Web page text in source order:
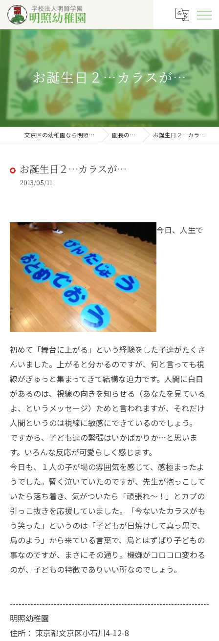
お誕生日２…カラスが…
文京区の幼稚園なら明照幼稚園 園長の徒然 お誕生日２…カラスが…
お誕生日２…カラスが…
2013/05/11
今日、人生で
初めて「舞台に上がる」という経験をした子達がたくさ
んいました。上がると分かるのですが、何と言っても視
線がぎゅっと集まってきて結構な迫力です。人間に白目
があるのは、視線の向きを知らせる（あなたを見ている
よ、というメッセージ）ためと言われますが、それだけ
人間というのは視線に敏感にできているのでしょう。
ですから、子ども達の緊張はいかばかりか…と思いま
す。いろんな反応が可愛らしく感じます。
今日も、１人の子が場の雰囲気を感じて、感極まったよ
うでした。暫く泣いていたのですが、先生が抱っこして
いたら落ち着き、気がついたら「頑張れ〜！」とカブの
引っこ抜きを応援していました。「今ないたカラスがも
う笑った」というのは「子どもが日焼けして真っ黒で、
烏のよう」から来ている言葉で、烏とはずばり子どもの
事なのですが、まさにその通り。機嫌がコロコロ変わる
のが、子どもの特徴でありいい所なのでしょう。
--------------------------------------------------------------------
明照幼稚園
住所： 東京都文京区小石川4-12-8